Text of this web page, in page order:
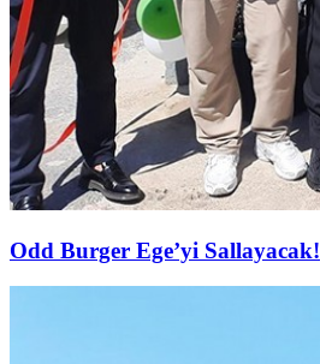
Odd Burger Ege’yi Sallayacak!